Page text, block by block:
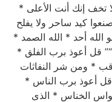
إنك أنت الأعلى *
كيد ساحر ولا يفلح
“[طه: 65-69]” قل هو الله أحد * الله الصمد *
قل أعوذ برب الفلق *
* ومن شر النفاثات
أعوذ برب الناس *
الخناس * الذى